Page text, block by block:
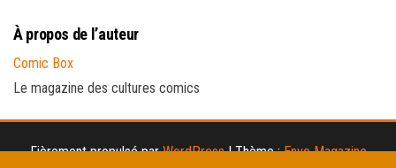
À propos de l’auteur
Comic Box
Le magazine des cultures comics
Fièrement propulsé parWordPress |Thème :Envo Magazine